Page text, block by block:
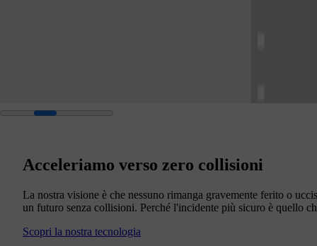
Acceleriamo verso zero collisioni
La nostra visione è che nessuno rimanga gravemente ferito o
un futuro senza collisioni. Perché l'incidente più sicuro è quello
Scopri la nostra tecnologia